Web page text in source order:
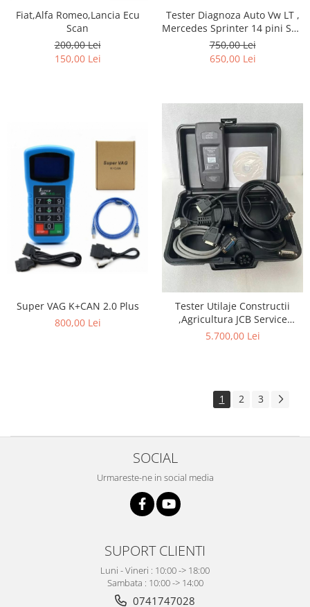
Fiat,Alfa Romeo,Lancia Ecu
Scan
200,00 Lei
150,00 Lei
Tester Diagnoza Auto Vw LT ,
Mercedes Sprinter 14 pini Sau
Iveco Daily 38 pini
750,00 Lei
650,00 Lei
Super VAG K+CAN 2.0 Plus
800,00 Lei
Tester Utilaje Constructii
,Agricultura JCB Service
Master 2024
5.700,00 Lei
1 2 3
SOCIAL
Urmareste-ne in social media
SUPORT CLIENTI
Luni - Vineri : 10:00 -> 18:00
Sambata : 10:00 -> 14:00
0741747028